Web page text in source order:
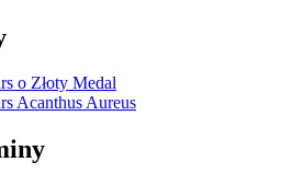
o Złoty Medal
Acanthus Aureus